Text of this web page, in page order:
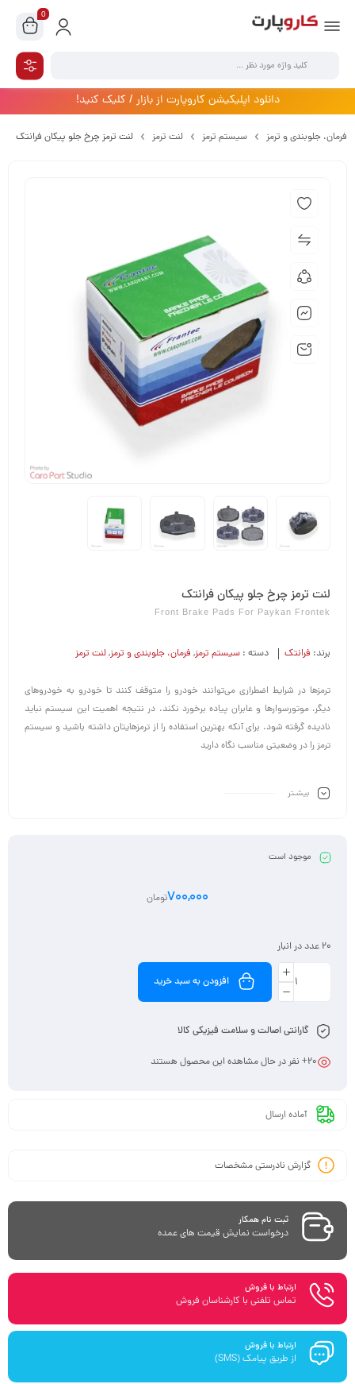
0
دانلود اپلیکیشن کاروپارت از بازار / کلیک کنید!
فرمان،‌ جلوبندی و ترمز سیستم ترمز لنت ترمز لنت ترمز چرخ جلو پیکان فرانتک
لنت ترمز چرخ جلو پیکان فرانتک
Front Brake Pads For Paykan Frontek
برند: فرانتک دسته : سیستم ترمز, فرمان،‌ جلوبندی و ترمز,لنت ترمز
ترمزها در شرایط اضطراری می‌توانند خودرو را متوقف کنند تا خودرو به خودروهای
دیگر، موتورسوارها و عابران پیاده برخورد نکند. در نتیجه اهمیت این سیستم نباید
نادیده گرفته شود. برای آنکه بهترین استفاده را از ترمزهایتان داشته باشید و سیستم
ترمز را در وضعیتی مناسب نگاه دارید
بیشـتر
موجود است
700,000تومان
20 عدد در انبار
افزودن به سبد خرید
گارانتی اصالت و سلامت فیزیکی کالا
20+ نفر در حال مشاهده این محصول هستند
آماده ارسال
گزارش نادرستی مشخصات
ثبت نام همکار
درخواست نمایش قیمت های عمده
ارتباط با فروش
تماس تلفنی با کارشناسان فروش
ارتباط با فروش
از طریق پیامک (SMS)